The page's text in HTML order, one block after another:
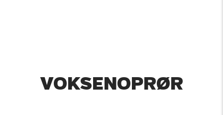
VOKSENOPRØR